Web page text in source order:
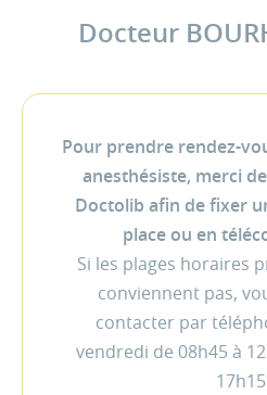
Docteur
Pour prendre rendez-
anesthésiste, merci
Doctolib afin de fixer
place ou en
Si les plages horaires
conviennent pas,
contacter par
vendredi de 08h45 à